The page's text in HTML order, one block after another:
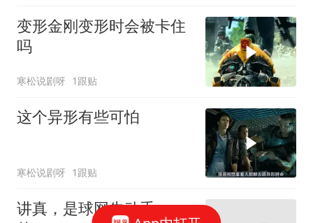
变形金刚变形时会被卡住
吗
寒松说剧呀 1跟贴
这个异形有些可怕
寒松说剧呀 1跟贴
讲真，是球网先动手